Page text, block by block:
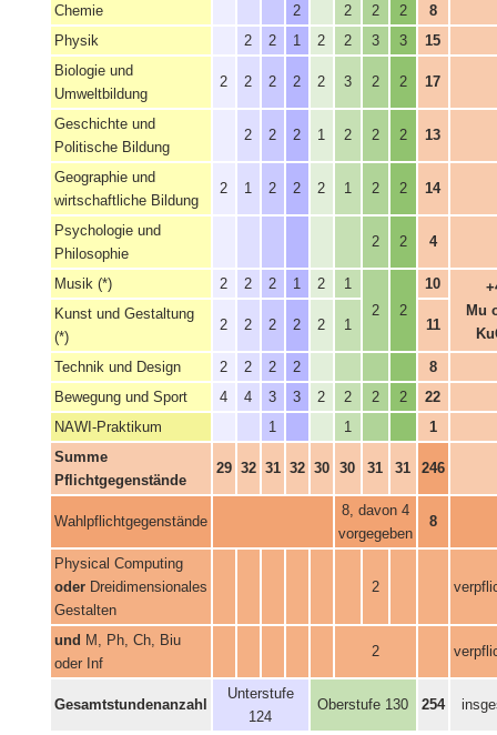
Chemie
2 2 2 2
8
Physik
2 2 1 2 2 3 3
15
Biologie und
Umweltbildung
2 2 2 2 2 3 2 2 17
Geschichte und
Politische Bildung
2 2 2 1 2 2 2 13
Geographie und
wirtschaftliche Bildung
2 1 2 2 2 1 2 2 14
Psychologie und
Philosophie
2 2 4
Musik (*) 2 2 2 1 2
1
2
2
10
Mu
Kunst und Gestaltung
(*)
2 2 2 2 2 1 11
Technik und Design 2 2 2 2
8
Bewegung und Sport
4 4 3 3 2 2 2 2
22
NAWI-Praktikum
1 1
1
Summe
Pflichtgegenstände
29 32 31 32 30 30 31 31 246
Wahlpflichtgegenstände
8, davon 4
vorgegeben
8
Physical Computing
oderDreidimensionales
Gestalten
2
und M, Ph, Ch, Biu
oder Inf
2
Gesamtstundenanzahl
Unterstufe
124
Oberstufe 130 254